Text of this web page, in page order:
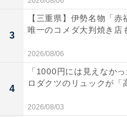
3
【三重県】伊勢名物「
唯一のコメダ大判焼き店
2026/08/06
4
「1000円には見えなか
ロダクツのリュックが「
2026/08/03